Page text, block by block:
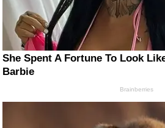
She Spent A Fortune To Look
Barbie
Brainberries